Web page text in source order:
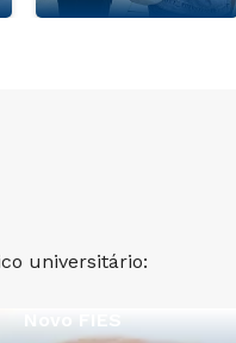
universitário:
Novo FIES